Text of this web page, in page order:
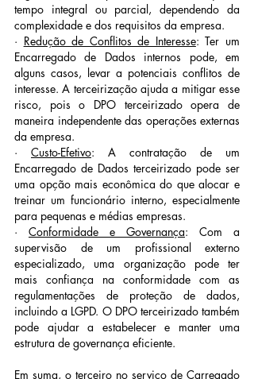
tempo integral ou parcial, dependendo da
complexidade e dos requisitos da empresa.
· Redução de Conflitos de Interesse: Ter um
Encarregado de Dados internos pode, em
alguns casos, levar a potenciais conflitos de
interesse. A terceirização ajuda a mitigar esse
risco, pois o DPO terceirizado opera de
maneira independente das operações externas
da empresa.
· Custo-Efetivo: A contratação de um
Encarregado de Dados terceirizado pode ser
uma opção mais econômica do que alocar e
treinar um funcionário interno, especialmente
para pequenas e médias empresas.
· Conformidade e Governança: Com a
supervisão de um profissional externo
especializado, uma organização pode ter
mais confiança na conformidade com as
regulamentações de proteção de dados,
incluindo a LGPD. O DPO terceirizado também
pode ajudar a estabelecer e manter uma
estrutura de governança eficiente.
Em suma, o terceiro no serviço de Carregado